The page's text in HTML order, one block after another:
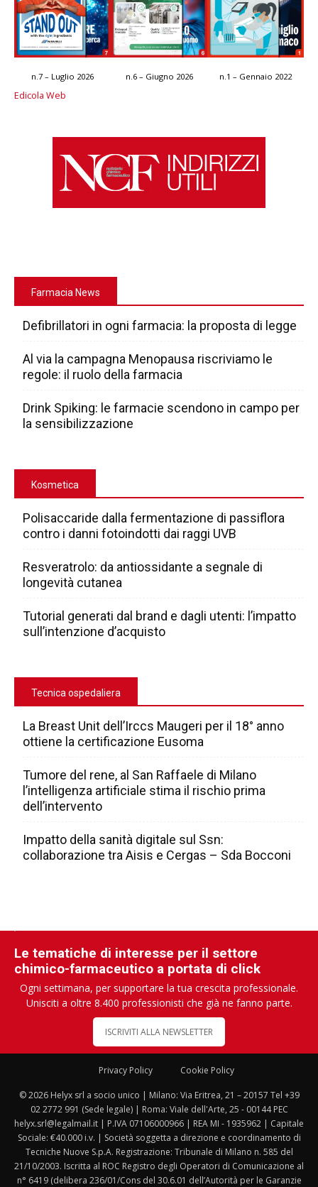
n.7 – Luglio 2026 n.6 – Giugno 2026 n.1 – Gennaio 2022
Edicola Web
Farmacia News
Defibrillatori in ogni farmacia: la proposta di legge
Al via la campagna Menopausa riscriviamo le
regole: il ruolo della farmacia
Drink Spiking: le farmacie scendono in campo per
la sensibilizzazione
Kosmetica
Polisaccaride dalla fermentazione di passiflora
contro i danni fotoindotti dai raggi UVB
Resveratrolo: da antiossidante a segnale di
longevità cutanea
Tutorial generati dal brand e dagli utenti: l’impatto
sull’intenzione d’acquisto
Tecnica ospedaliera
La Breast Unit dell’Irccs Maugeri per il 18° anno
ottiene la certificazione Eusoma
Tumore del rene, al San Raffaele di Milano
l’intelligenza artificiale stima il rischio prima
dell’intervento
Impatto della sanità digitale sul Ssn:
collaborazione tra Aisis e Cergas – Sda Bocconi
Le tematiche di interesse per il settore
chimico-farmaceutico a portata di click
Ogni settimana, per supportare la tua crescita professionale.
Unisciti a oltre 8.400 professionisti che già ne fanno parte.
ISCRIVITI ALLA NEWSLETTER
Privacy Policy Cookie Policy
© 2026 Helyx srl a socio unico | Milano: Via Eritrea, 21 – 20157 Tel +39
02 2772 991 (Sede legale) | Roma: Viale dell'Arte, 25 - 00144 PEC
helyx.srl@legalmail.it | P.IVA 07106000966 | REA MI - 1935962 | Capitale
Sociale: €40.000 i.v. | Società soggetta a direzione e coordinamento di
Tecniche Nuove S.p.A. Registrazione: Tribunale di Milano n. 585 del
21/10/2003. Iscritta al ROC Registro degli Operatori di Comunicazione al
n° 6419 (delibera 236/01/Cons del 30.6.01 dell’Autorità per le Garanzie